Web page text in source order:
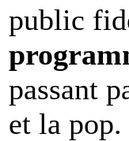
public
passant
et la pop.